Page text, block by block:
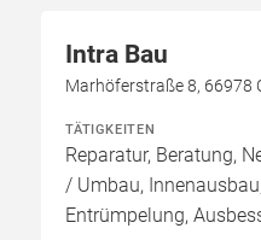
Intra Bau
Marhöferstraße 8, 66978
TÄTIGKEITEN
Reparatur, Beratung,
/ Umbau,
Entrümpelung,